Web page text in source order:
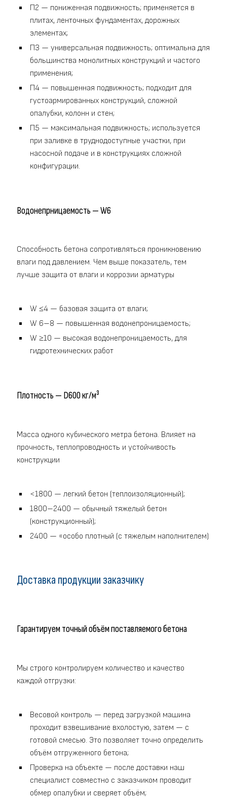
П2 — пониженная подвижность; применяется в
плитах, ленточных фундаментах, дорожных
элементах;
П3 — универсальная подвижность; оптимальна для
большинства монолитных конструкций и частого
применения;
П4 — повышенная подвижность; подходит для
густоармированных конструкций, сложной
опалубки, колонн и стен;
П5 — максимальная подвижность; используется
при заливке в труднодоступные участки, при
насосной подаче и в конструкциях сложной
конфигурации.
Водонепрницаемость — W6
Способность бетона сопротивляться проникновению
влаги под давлением. Чем выше показатель, тем
лучше защита от влаги и коррозии арматуры
W ≤4 — базовая защита от влаги;
W 6–8 — повышенная водонепроницаемость;
W ≥10 — высокая водонепроницаемость, для
гидротехнических работ
Плотность — D600 кг/м³
Масса одного кубического метра бетона. Влияет на
прочность, теплопроводность и устойчивость
конструкции
<1800 — легкий бетон (теплоизоляционный);
1800–2400 — обычный тяжелый бетон
(конструкционный);
2400 — «особо плотный (с тяжелым наполнителем)
Доставка продукции заказчику
Гарантируем точный объём поставляемого бетона
Мы строго контролируем количество и качество
каждой отгрузки:
Весовой контроль — перед загрузкой машина
проходит взвешивание вхолостую, затем — с
готовой смесью. Это позволяет точно определить
объём отгруженного бетона;
Проверка на объекте — после доставки наш
специалист совместно с заказчиком проводит
обмер опалубки и сверяет объём;